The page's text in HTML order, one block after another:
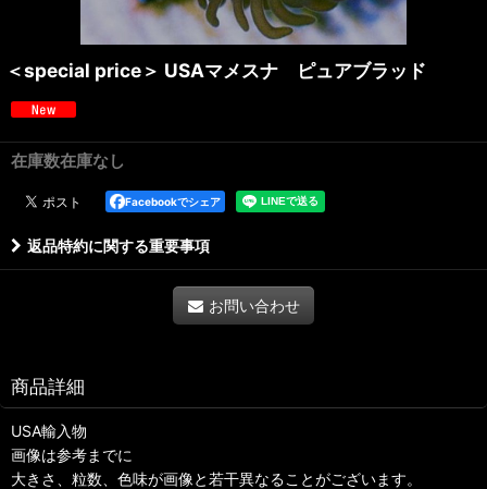
＜special price＞ USAマメスナ ピュアブラッド
在庫数在庫なし
Facebookでシェア
返品特約に関する重要事項
お問い合わせ
商品詳細
USA輸入物
画像は参考までに
大きさ、粒数、色味が画像と若干異なることがございます。